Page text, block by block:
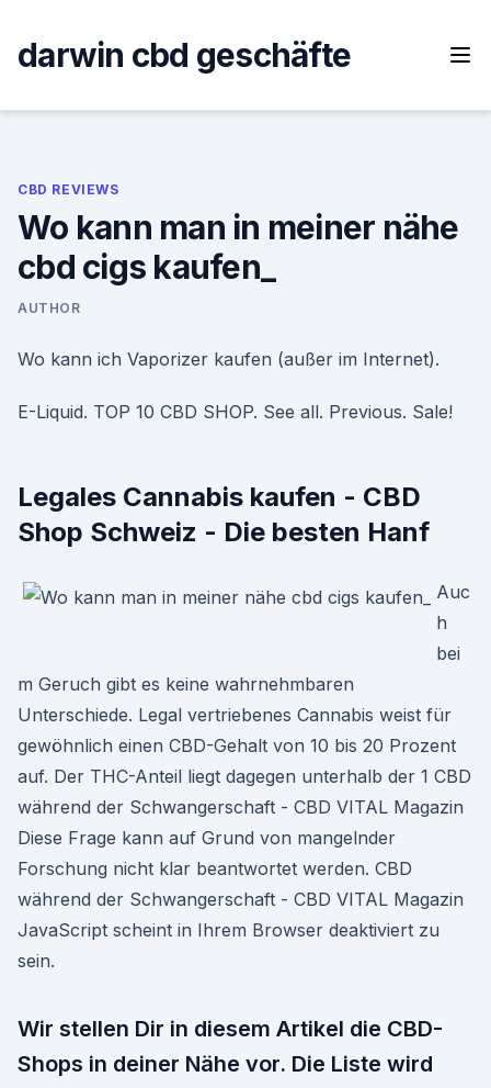
content
darwin cbd geschäfte
CBD REVIEWS
Wo kann man in meiner nähe
cbd cigs kaufen_
AUTHOR
Wo kann ich Vaporizer kaufen (außer im Internet).
E-Liquid. TOP 10 CBD SHOP. See all. Previous. Sale!
Legales Cannabis kaufen - CBD
Shop Schweiz - Die besten Hanf
Auc
h
bei
m Geruch gibt es keine wahrnehmbaren
Unterschiede. Legal vertriebenes Cannabis weist für
gewöhnlich einen CBD-Gehalt von 10 bis 20 Prozent
auf. Der THC-Anteil liegt dagegen unterhalb der 1 CBD
während der Schwangerschaft - CBD VITAL Magazin
Diese Frage kann auf Grund von mangelnder
Forschung nicht klar beantwortet werden. CBD
während der Schwangerschaft - CBD VITAL Magazin
JavaScript scheint in Ihrem Browser deaktiviert zu
sein.
Wir stellen Dir in diesem Artikel die CBD-
Shops in deiner Nähe vor. Die Liste wird